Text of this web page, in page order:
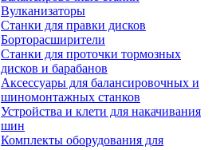
Вулканизаторы
Станки для правки дисков
Борторасширители
Станки для проточки тормозных
дисков и барабанов
Аксессуары для балансировочных и
шиномонтажных станков
Устройства и клети для накачивания
шин
Комплекты оборудования для